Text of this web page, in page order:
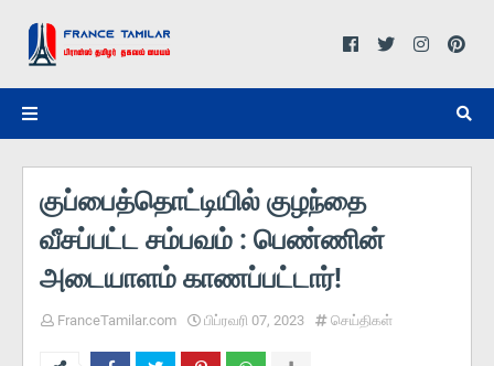
குப்பைத்தொட்டியில் குழந்தை
வீசப்பட்ட சம்பவம் : பெண்ணின்
அடையாளம் காணப்பட்டார்!
FranceTamilar.com பிப்ரவரி 07, 2023 செய்திகள்